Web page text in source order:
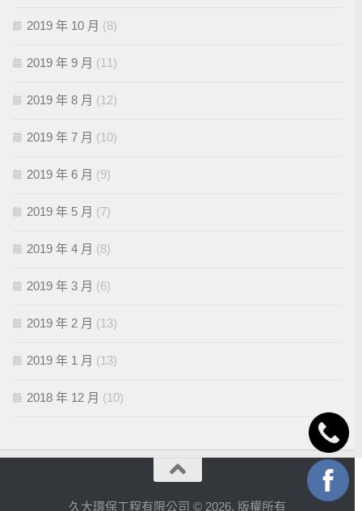
2019 年 10 月 (8)
2019 年 9 月 (11)
2019 年 8 月 (12)
2019 年 7 月 (10)
2019 年 6 月 (9)
2019 年 5 月 (7)
2019 年 4 月 (8)
2019 年 3 月 (6)
2019 年 2 月 (13)
2019 年 1 月 (13)
2018 年 12 月 (10)
久大環保工程有限公司 © 2026. 版權所有